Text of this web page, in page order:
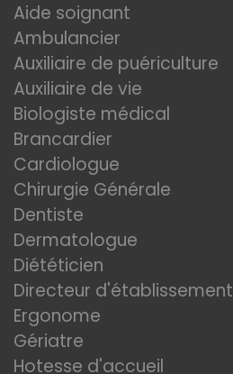
Aide soignant
Ambulancier
Auxiliaire de puériculture
Auxiliaire de vie
Biologiste médical
Brancardier
Cardiologue
Chirurgie Générale
Dentiste
Dermatologue
Diététicien
Directeur d'établissement
Ergonome
Gériatre
Hotesse d'accueil